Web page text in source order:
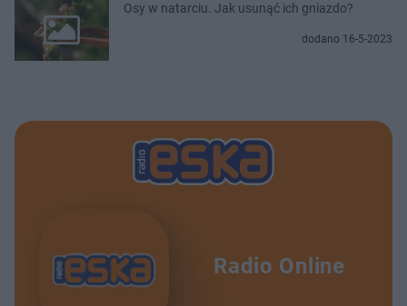
Osy w natarciu. Jak usunąć ich gniazdo?
dodano 16-5-2023
Radio Online